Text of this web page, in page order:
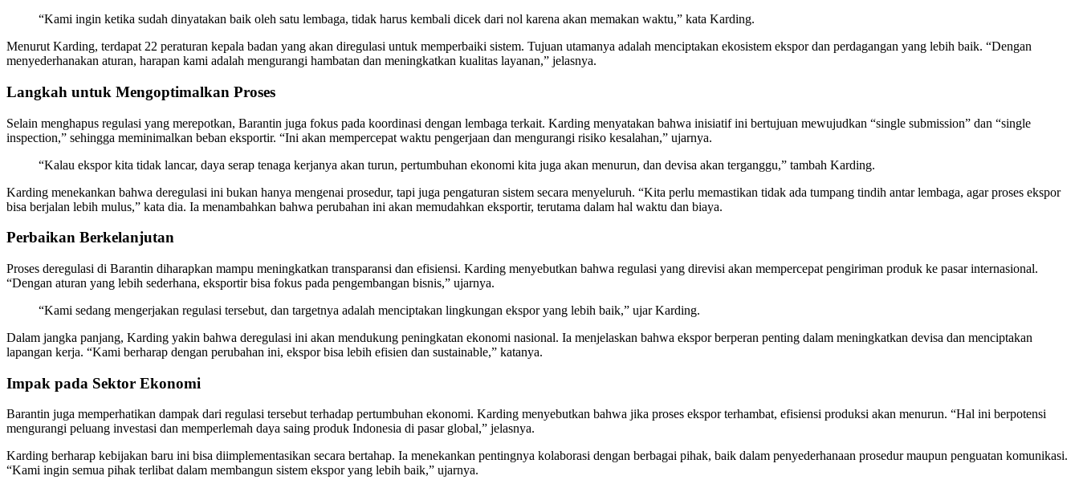
“Kami ingin ketika sudah dinyatakan baik oleh satu lembaga, tidak harus kembali dicek dari nol karena akan memakan waktu,” kata Karding.
Menurut Karding, terdapat 22 peraturan kepala badan yang akan diregulasi untuk memperbaiki sistem. Tujuan utamanya adalah menciptakan ekosistem ekspor dan perdagangan yang lebih baik. “Dengan
menyederhanakan aturan, harapan kami adalah mengurangi hambatan dan meningkatkan kualitas layanan,” jelasnya.
Langkah untuk Mengoptimalkan Proses
Selain menghapus regulasi yang merepotkan, Barantin juga fokus pada koordinasi dengan lembaga terkait. Karding menyatakan bahwa inisiatif ini bertujuan mewujudkan “single submission” dan “single
inspection,” sehingga meminimalkan beban eksportir. “Ini akan mempercepat waktu pengerjaan dan mengurangi risiko kesalahan,” ujarnya.
“Kalau ekspor kita tidak lancar, daya serap tenaga kerjanya akan turun, pertumbuhan ekonomi kita juga akan menurun, dan devisa akan terganggu,” tambah Karding.
Karding menekankan bahwa deregulasi ini bukan hanya mengenai prosedur, tapi juga pengaturan sistem secara menyeluruh. “Kita perlu memastikan tidak ada tumpang tindih antar lembaga, agar proses ekspor
bisa berjalan lebih mulus,” kata dia. Ia menambahkan bahwa perubahan ini akan memudahkan eksportir, terutama dalam hal waktu dan biaya.
Perbaikan Berkelanjutan
Proses deregulasi di Barantin diharapkan mampu meningkatkan transparansi dan efisiensi. Karding menyebutkan bahwa regulasi yang direvisi akan mempercepat pengiriman produk ke pasar internasional.
“Dengan aturan yang lebih sederhana, eksportir bisa fokus pada pengembangan bisnis,” ujarnya.
“Kami sedang mengerjakan regulasi tersebut, dan targetnya adalah menciptakan lingkungan ekspor yang lebih baik,” ujar Karding.
Dalam jangka panjang, Karding yakin bahwa deregulasi ini akan mendukung peningkatan ekonomi nasional. Ia menjelaskan bahwa ekspor berperan penting dalam meningkatkan devisa dan menciptakan
lapangan kerja. “Kami berharap dengan perubahan ini, ekspor bisa lebih efisien dan sustainable,” katanya.
Impak pada Sektor Ekonomi
Barantin juga memperhatikan dampak dari regulasi tersebut terhadap pertumbuhan ekonomi. Karding menyebutkan bahwa jika proses ekspor terhambat, efisiensi produksi akan menurun. “Hal ini berpotensi
mengurangi peluang investasi dan memperlemah daya saing produk Indonesia di pasar global,” jelasnya.
Karding berharap kebijakan baru ini bisa diimplementasikan secara bertahap. Ia menekankan pentingnya kolaborasi dengan berbagai pihak, baik dalam penyederhanaan prosedur maupun penguatan komunikasi.
“Kami ingin semua pihak terlibat dalam membangun sistem ekspor yang lebih baik,” ujarnya.